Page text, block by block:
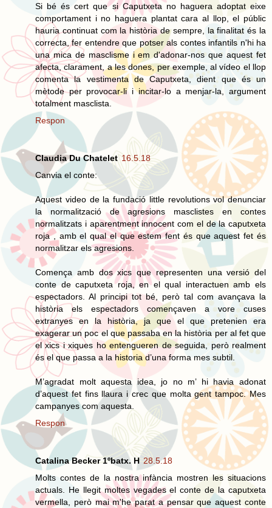
Si bé és cert que si Caputxeta no haguera adoptat eixe
comportament i no haguera plantat cara al llop, el públic
hauria continuat com la història de sempre, la finalitat és la
correcta, fer entendre que potser als contes infantils n'hi ha
una mica de masclisme i em d'adonar-nos que aquest fet
afecta, clarament, a les dones, per exemple, al vídeo el llop
comenta la vestimenta de Caputxeta, dient que és un
mètode per provocar-li i incitar-lo a menjar-la, argument
totalment masclista.
Respon
Claudia Du Chatelet 16.5.18
Canvia el conte:
Aquest video de la fundació little revolutions vol denunciar
la normalització de agresions masclistes en contes
normalitzats i aparentment innocent com el de la caputxeta
roja , amb el qual el que estem fent és que aquest fet és
normalitzar els agresions.
Comença amb dos xics que representen una versió del
conte de caputxeta roja, en el qual interactuen amb els
espectadors. Al principi tot bé, però tal com avançava la
història els espectadors començaven a vore cuses
extranyes en la història, ja que el que pretenien era
exagerar un poc el que passaba en la història per al fet que
el xics i xiques ho entengueren de seguida, però realment
és el que passa a la historia d’una forma mes subtil.
M’agradat molt aquesta idea, jo no m’ hi havia adonat
d’aquest fet fins llaura i crec que molta gent tampoc. Mes
campanyes com aquesta.
Respon
Catalina Becker 1ºbatx. H 28.5.18
Molts contes de la nostra infància mostren les situacions
actuals. He llegit moltes vegades el conte de la caputxeta
vermella, però mai m'he parat a pensar que aquest conte